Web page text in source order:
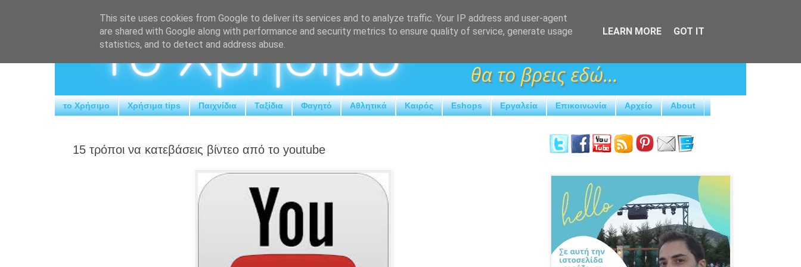
το Χρήσιμο Χρήσιμα tips Παιχνίδια Ταξίδια Φαγητό Αθλητικά Καιρός Eshops Εργαλεία Επικοινωνία Αρχείο About
15 τρόποι να κατεβάσεις βίντεο από το youtube
This site uses cookies from Google to deliver its services and to analyze traffic. Your IP address and user-agent
are shared with Google along with performance and security metrics to ensure quality of service, generate usage
statistics, and to detect and address abuse.
LEARN MORE GOT IT